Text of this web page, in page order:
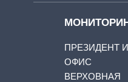
ПРЕЗИДЕНТ И
ОФИС
ВЕРХОВНАЯ